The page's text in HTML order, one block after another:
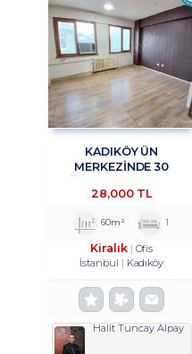
KADIKÖY ÜN
MERKEZİNDE 30
OFİS&BÜRO
KİRALIK TROYKADAN
28,000 TL
60m² 1
Kiralık
Ofis
İstanbul
Kadıköy
Halit Tuncay Alpay